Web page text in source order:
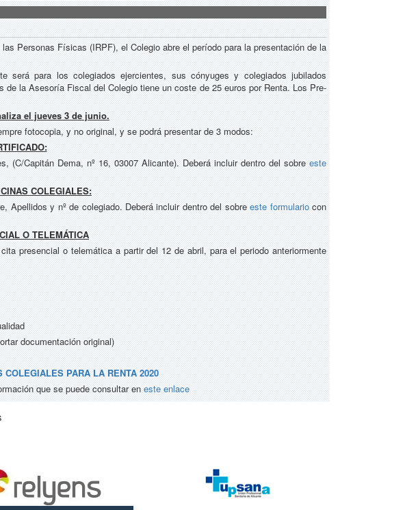
Personas Físicas (IRPF), el Colegio abre el período para la presentación de la
para los colegiados ejercientes, sus cónyuges y colegiados jubilados
la Asesoría Fiscal del Colegio tiene un coste de 25 euros por Renta. Los Pre-
el jueves 3 de junio.
fotocopia, y no original, y se podrá presentar de 3 modos:
(C/Capitán Dema, nº 16, 03007 Alicante). Deberá incluir dentro del sobre este
COLEGIALES:
Apellidos y nº de colegiado. Deberá incluir dentro del sobreeste formulariocon
O TELEMÁTICA
presencial o telemática a partir del 12 de abril, para el periodo anteriormente
documentación original)
COLEGIALES PARA LA RENTA 2020
que se puede consultar en este enlace